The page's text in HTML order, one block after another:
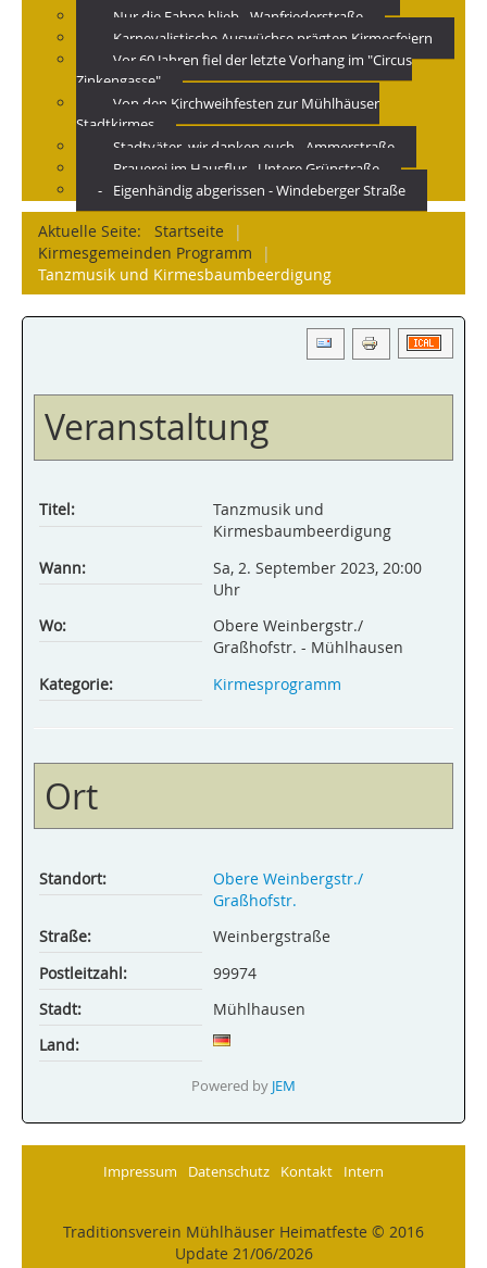
Nur die Fahne blieb - Wanfriederstraße
Karnevalistische Auswüchse prägten Kirmesfeiern
Vor 60 Jahren fiel der letzte Vorhang im "Circus
Zinkengasse"
Von den Kirchweihfesten zur Mühlhäuser
Stadtkirmes
Stadtväter, wir danken euch - Ammerstraße
Brauerei im Hausflur - Untere Grünstraße
Eigenhändig abgerissen - Windeberger Straße
Aktuelle Seite: Startseite
|
Kirmesgemeinden Programm
|
Tanzmusik und Kirmesbaumbeerdigung
Veranstaltung
Titel:
Tanzmusik und
Kirmesbaumbeerdigung
Wann:
Sa, 2. September 2023, 20:00
Uhr
Wo:
Obere Weinbergstr./
Graßhofstr. - Mühlhausen
Kategorie:
Kirmesprogramm
Ort
Standort:
Obere Weinbergstr./
Graßhofstr.
Straße:
Weinbergstraße
Postleitzahl:
99974
Stadt:
Mühlhausen
Land:
Powered by JEM
Impressum Datenschutz Kontakt Intern
Traditionsverein Mühlhäuser Heimatfeste © 2016
Update 21/06/2026